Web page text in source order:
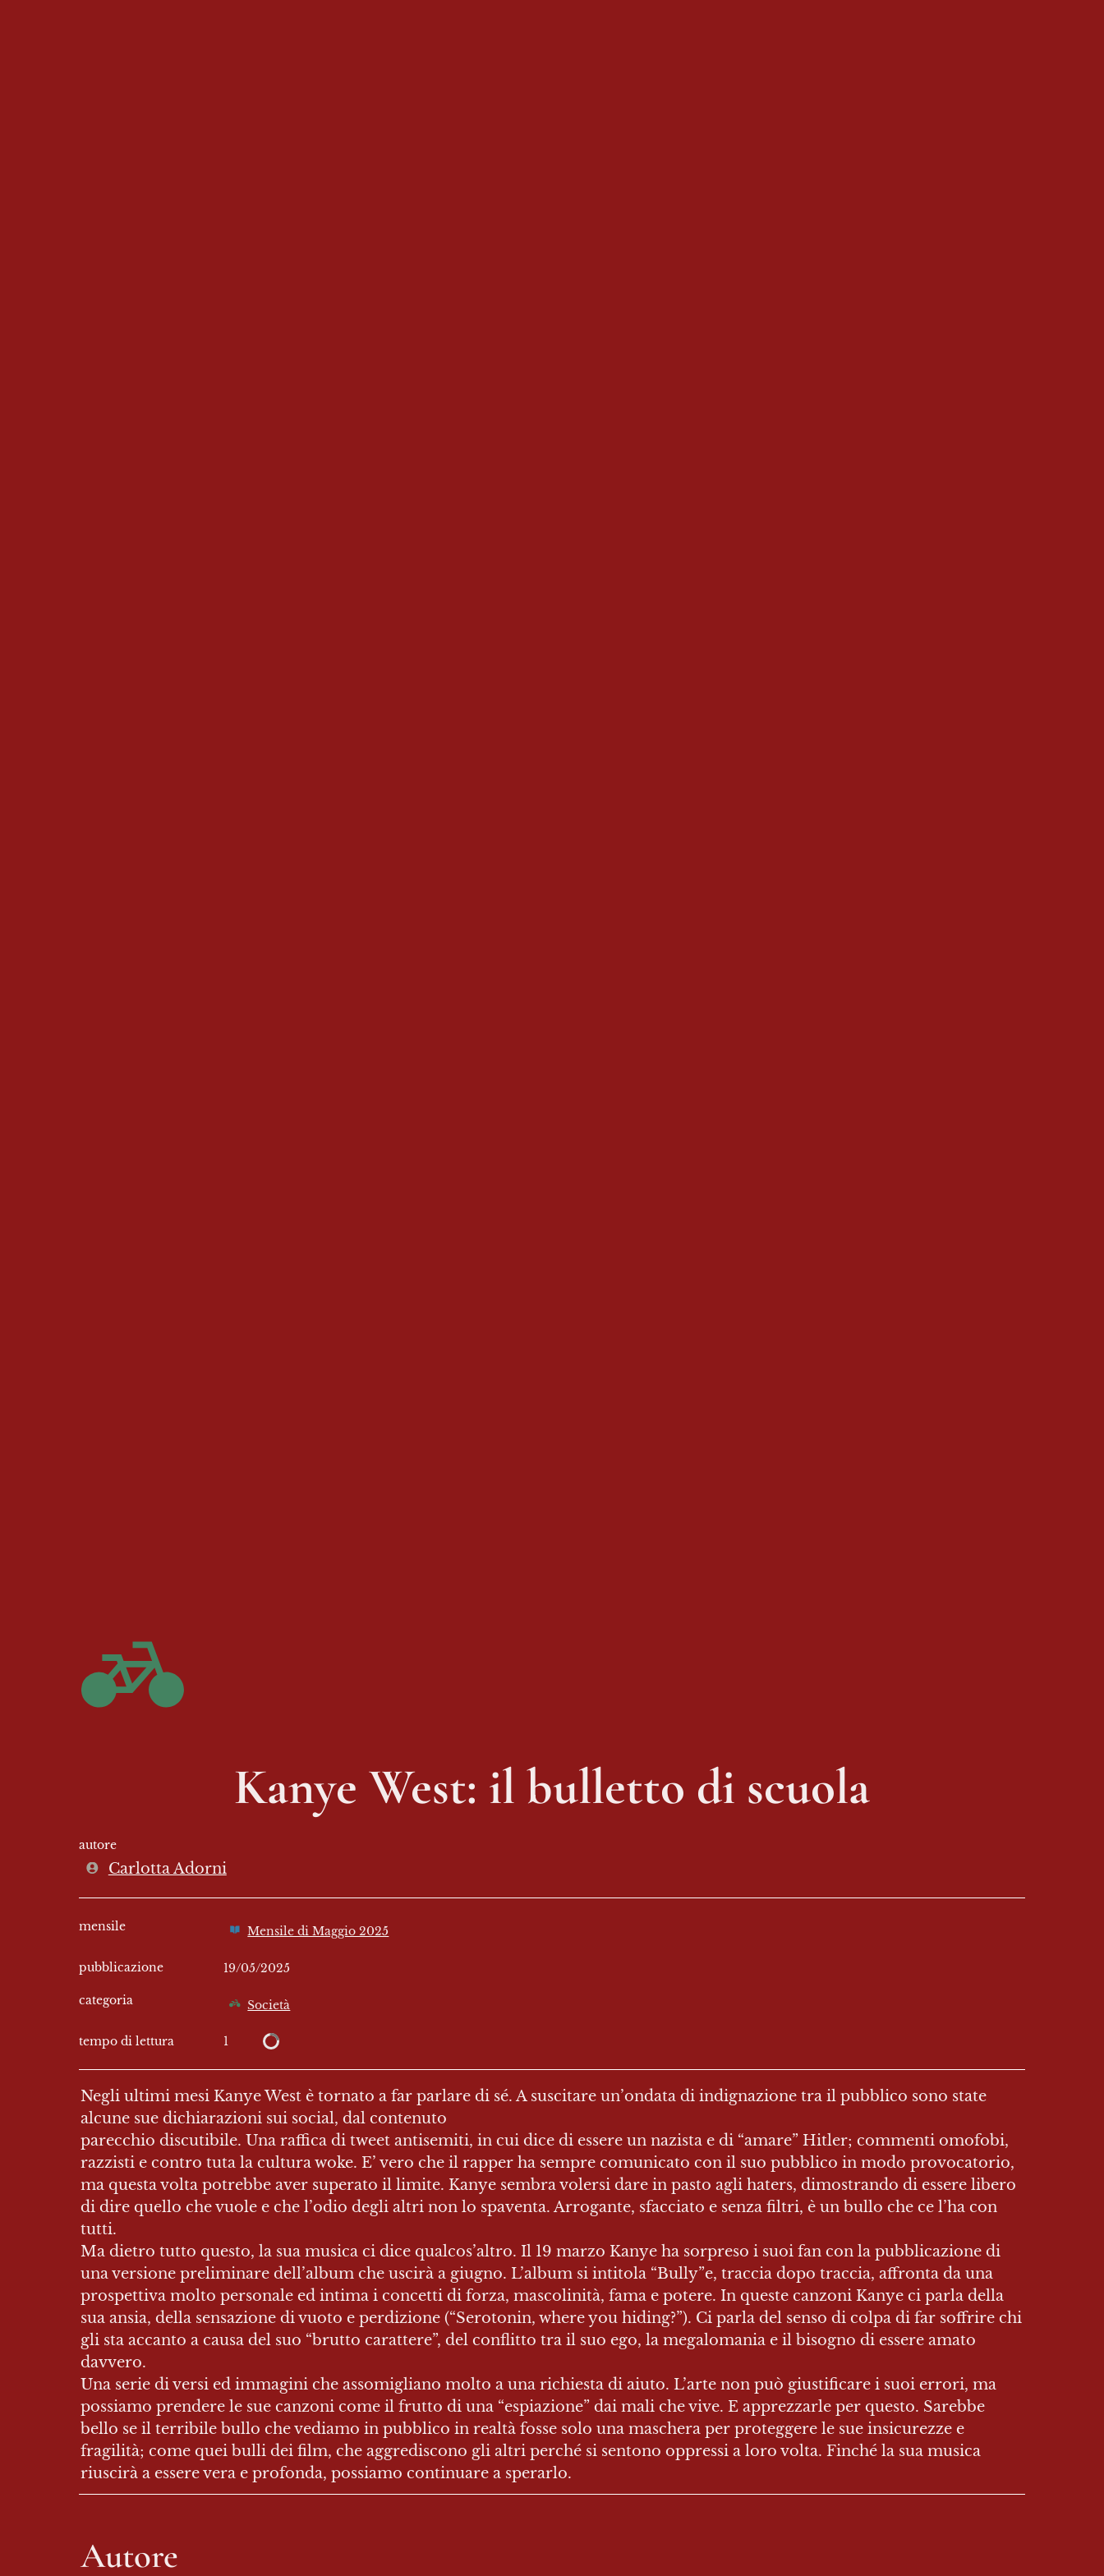
Kanye West: il bulletto di scuola
autore
Carlotta Adorni
mensile Mensile di Maggio 2025
pubblicazione 19/05/2025
categoria Società
tempo di lettura 1
Negli ultimi mesi Kanye West è tornato a far parlare di sé. A suscitare un’ondata di indignazione tra il pubblico sono state
alcune sue dichiarazioni sui social, dal contenuto
parecchio discutibile. Una raffica di tweet antisemiti, in cui dice di essere un nazista e di “amare” Hitler; commenti omofobi,
razzisti e contro tuta la cultura woke. E’ vero che il rapper ha sempre comunicato con il suo pubblico in modo provocatorio,
ma questa volta potrebbe aver superato il limite. Kanye sembra volersi dare in pasto agli haters, dimostrando di essere libero
di dire quello che vuole e che l’odio degli altri non lo spaventa. Arrogante, sfacciato e senza filtri, è un bullo che ce l’ha con
tutti.
Ma dietro tutto questo, la sua musica ci dice qualcos’altro. Il 19 marzo Kanye ha sorpreso i suoi fan con la pubblicazione di
una versione preliminare dell’album che uscirà a giugno. L’album si intitola “Bully”e, traccia dopo traccia, affronta da una
prospettiva molto personale ed intima i concetti di forza, mascolinità, fama e potere. In queste canzoni Kanye ci parla della
sua ansia, della sensazione di vuoto e perdizione (“Serotonin, where you hiding?”). Ci parla del senso di colpa di far soffrire chi
gli sta accanto a causa del suo “brutto carattere”, del conflitto tra il suo ego, la megalomania e il bisogno di essere amato
davvero.
Una serie di versi ed immagini che assomigliano molto a una richiesta di aiuto. L’arte non può giustificare i suoi errori, ma
possiamo prendere le sue canzoni come il frutto di una “espiazione” dai mali che vive. E apprezzarle per questo. Sarebbe
bello se il terribile bullo che vediamo in pubblico in realtà fosse solo una maschera per proteggere le sue insicurezze e
fragilità; come quei bulli dei film, che aggrediscono gli altri perché si sentono oppressi a loro volta. Finché la sua musica
riuscirà a essere vera e profonda, possiamo continuare a sperarlo.
Autore